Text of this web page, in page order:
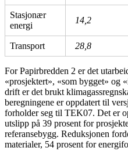
Stasjonær
energi
14,2
Transport 28,8
For Papirbredden 2 er det
«prosjektert», «som bygget» og
drift er det brukt
beregningene er oppdatert til
forholder seg til TEK07. Det er
utslipp på 39 prosent for
referansebygg. Reduksjonen
materialer, 54 prosent for